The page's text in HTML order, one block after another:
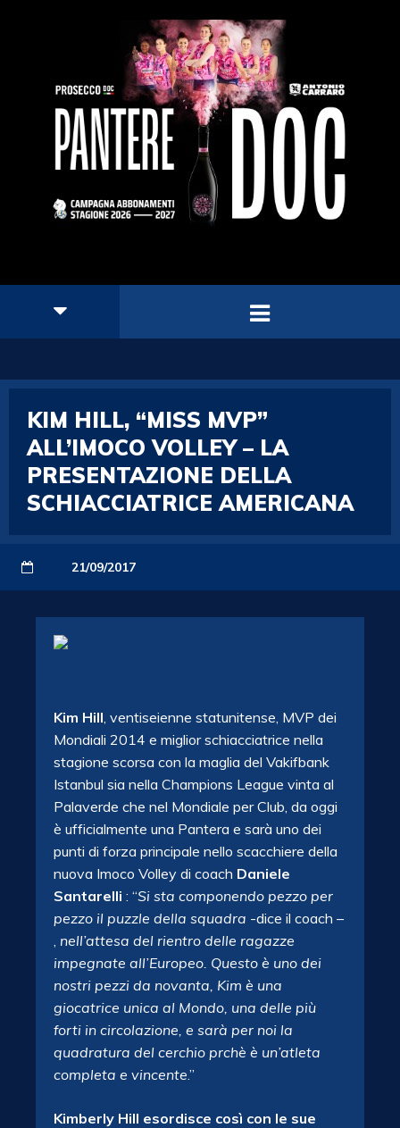
KIM HILL, “MISS MVP”
ALL’IMOCO VOLLEY – LA
PRESENTAZIONE DELLA
SCHIACCIATRICE AMERICANA
21/09/2017
Kim Hill, ventiseienne statunitense, MVP dei
Mondiali 2014 e miglior schiacciatrice nella
stagione scorsa con la maglia del Vakifbank
Istanbul sia nella Champions League vinta al
Palaverde che nel Mondiale per Club, da oggi
è ufficialmente una Pantera e sarà uno dei
punti di forza principale nello scacchiere della
nuova Imoco Volley di coach Daniele
Santarelli : “Si sta componendo pezzo per
pezzo il puzzle della squadra -dice il coach –
, nell’attesa del rientro delle ragazze
impegnate all’Europeo. Questo è uno dei
nostri pezzi da novanta, Kim è una
giocatrice unica al Mondo, una delle più
forti in circolazione, e sarà per noi la
quadratura del cerchio prchè è un’atleta
completa e vincente.”
Kimberly Hill esordisce così con le sue